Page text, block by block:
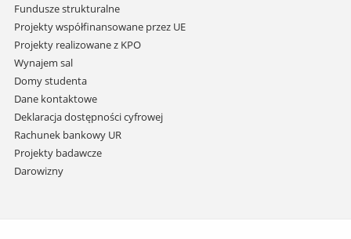
Fundusze strukturalne
Projekty współfinansowane przez UE
Projekty realizowane z KPO
Wynajem sal
Domy studenta
Dane kontaktowe
Deklaracja dostępności cyfrowej
Rachunek bankowy UR
Projekty badawcze
Darowizny